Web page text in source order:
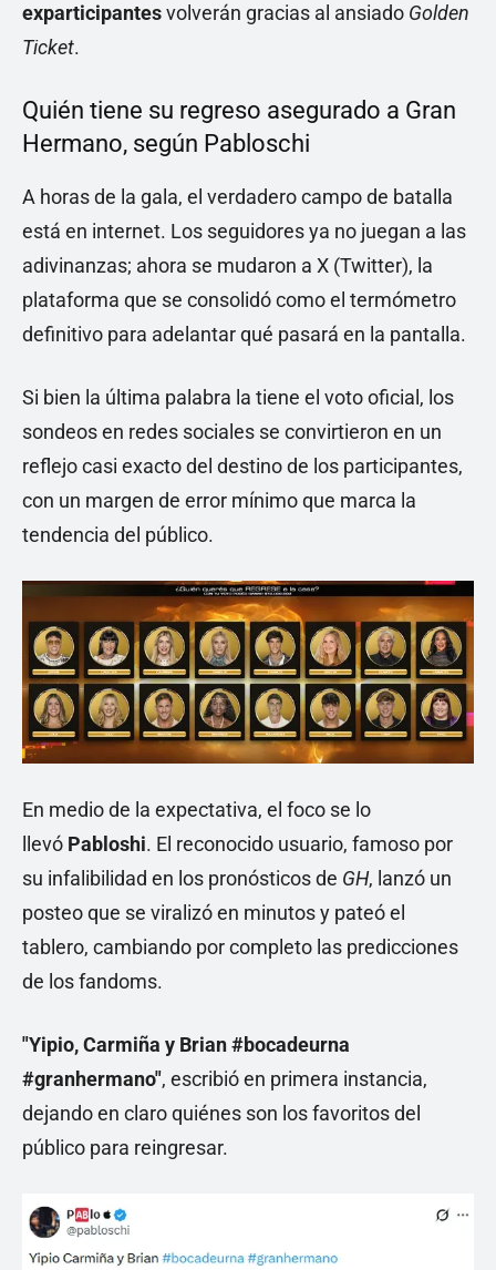
exparticipantesvolverán gracias al ansiado Golden
Ticket.
Quién tiene su regreso asegurado a Gran
Hermano, según Pabloschi
A horas de la gala, el verdadero campo de batalla
está en internet. Los seguidores ya no juegan a las
adivinanzas; ahora se mudaron a X (Twitter), la
plataforma que se consolidó como el termómetro
definitivo para adelantar qué pasará en la pantalla.
Si bien la última palabra la tiene el voto oficial, los
sondeos en redes sociales se convirtieron en un
reflejo casi exacto del destino de los participantes,
con un margen de error mínimo que marca la
tendencia del público.
En medio de la expectativa, el foco se lo
llevó Pabloshi. El reconocido usuario, famoso por
su infalibilidad en los pronósticos de GH, lanzó un
posteo que se viralizó en minutos y pateó el
tablero, cambiando por completo las predicciones
de los fandoms.
"Yipio, Carmiña y Brian #bocadeurna
#granhermano", escribió en primera instancia,
dejando en claro quiénes son los favoritos del
público para reingresar.